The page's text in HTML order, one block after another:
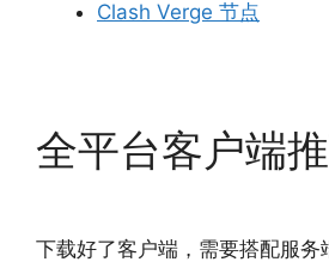
Clash Verge 节点
全平台客户端
下载好了客户端，需要搭配服务